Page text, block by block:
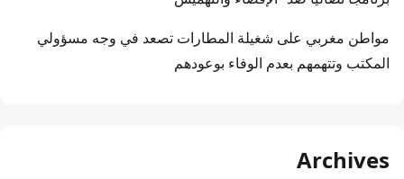
مواطن مغربي على شغيلة المطارات تصعد في وجه مسؤولي
المكتب وتتهمهم بعدم الوفاء بوعودهم
Archives